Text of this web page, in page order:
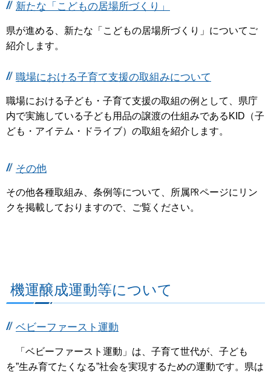
新たな「こどもの居場所づくり」
県が進める、新たな「こどもの居場所づくり」についてご
紹介します。
職場における子育て支援の取組みについて
職場における子ども・子育て支援の取組の例として、県庁
内で実施している子ども用品の譲渡の仕組みであるKID（子
ども・アイテム・ドライブ）の取組を紹介します。
その他
その他各種取組み、条例等について、所属㏚ページにリン
クを掲載しておりますので、ご覧ください。
機運醸成運動等について
ベビーファースト運動
「ベビーファースト運動」は、子育て世代が、子ども
を”生み育てたくなる”社会を実現するための運動です。県は